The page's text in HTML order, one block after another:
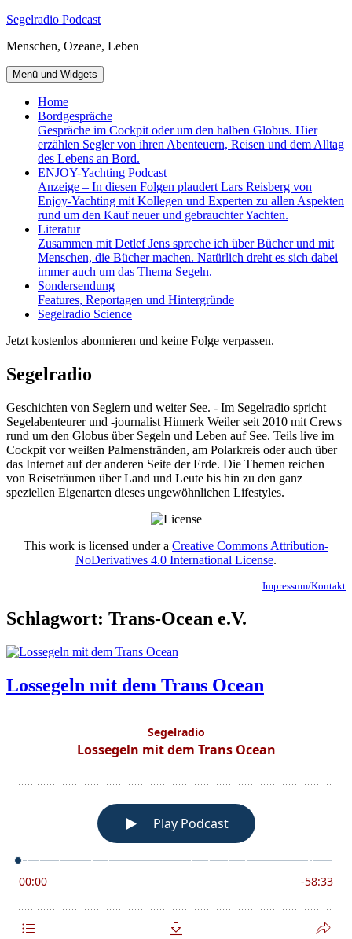
Zum
springen
Segelradio Podcast
Menschen, Ozeane, Leben
Menü und Widgets
Home
Bordgespräche
Gespräche im Cockpit oder um den halben Globus. Hier
erzählen Segler von ihren Abenteuern, Reisen und dem Alltag
des Lebens an Bord.
ENJOY-Yachting Podcast
Anzeige – In diesen Folgen plaudert Lars Reisberg von
Enjoy-Yachting mit Kollegen und Experten zu allen Aspekten
rund um den Kauf neuer und gebrauchter Yachten.
Literatur
Zusammen mit Detlef Jens spreche ich über Bücher und mit
Menschen, die Bücher machen. Natürlich dreht es sich dabei
immer auch um das Thema Segeln.
Sondersendung
Features, Reportagen und Hintergründe
Segelradio Science
Jetzt kostenlos abonnieren und keine Folge verpassen.
Segelradio
Geschichten von Seglern und weiter See. - Im Segelradio spricht
Segelabenteurer und -journalist Hinnerk Weiler seit 2010 mit Crews
rund um den Globus über Segeln und Leben auf See. Teils live im
Cockpit vor weißen Palmenstränden, am Polarkreis oder auch über
das Internet auf der anderen Seite der Erde. Die Themen reichen
von Reiseträumen über Land und Leute bis hin zu den ganz
speziellen Eigenarten dieses ungewöhnlichen Lifestyles.
This work is licensed under a Creative Commons Attribution-
NoDerivatives 4.0 International License.
Impressum/Kontakt
Schlagwort: Trans-Ocean e.V.
Lossegeln mit dem Trans Ocean